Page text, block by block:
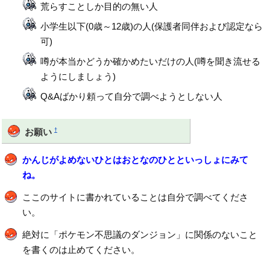
荒らすことしか目的の無い人
小学生以下(0歳～12歳)の人(保護者同伴および認定なら
可)
噂が本当かどうか確かめたいだけの人(噂を聞き流せる
ようにしましょう)
Q&Aばかり頼って自分で調べようとしない人
お願い †
かんじがよめないひとはおとなのひとといっしょにみて
ね。
ここのサイトに書かれていることは自分で調べてくださ
い。
絶対に「ポケモン不思議のダンジョン」に関係のないこと
を書くのは止めてください。